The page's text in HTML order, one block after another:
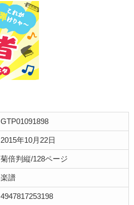
GTP01091898
2015年10月22日
菊倍判縦/128ページ
楽譜
4947817253198